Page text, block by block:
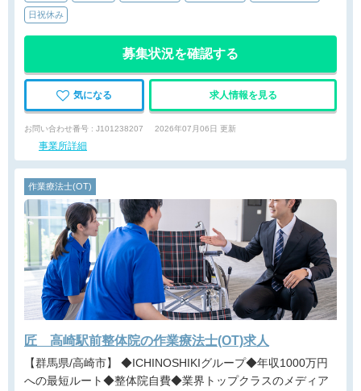
日祝休み
募集状況を確認する
気になる 求人情報を見る
お問い合わせ番号 : J101238207 2026年07月06日 更新
事業所詳細
作業療法士(OT)
匠 高崎駅前整体院の作業療法士(OT)求人
【群馬県/高崎市】 ◆ICHINOSHIKIグループ◆年収1000万円
への最短ルート◆整体院自費◆業界トップクラスのメディア